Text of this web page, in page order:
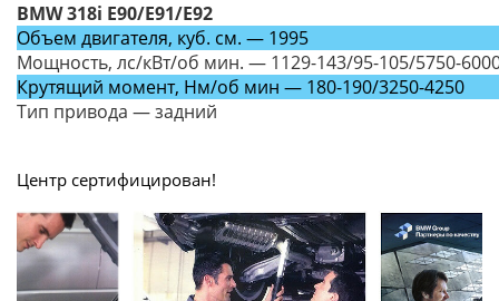
BMW 318i E90/E91/E92
Объем двигателя, куб. см. — 1995
Мощность, лс/кВт/об мин. — 1129-143/95-105/5750-
Крутящий момент, Нм/об мин — 180-190/3250-4250
Тип привода — задний
Центр сертифицирован!